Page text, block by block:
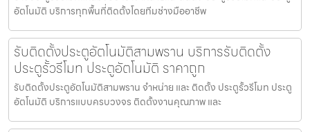
อัตโนมัติ บริการทุกพื้นที่ติดตั้งโดยทีมช่างมืออาชีพ
รับติดตั้งประตูอัตโนมัติสามพราน บริการรับติดตั้ง
ประตูรั้วรีโมท ประตูอัตโนมัติ ราคาถูก
รับติดตั้งประตูอัตโนมัติสามพราน จำหน่าย และ ติดตั้ง ประตูรั้วรีโมท ประตู
อัตโนมัติ บริการแบบครบวงจร ติดตั้งงานคุณภาพ และ